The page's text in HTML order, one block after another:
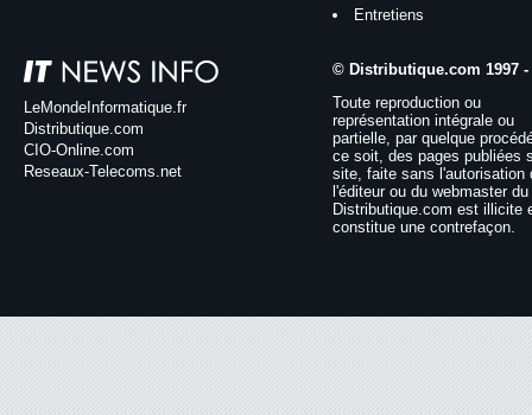
Entretiens
LeMondeInformatique.fr
Distributique.com
CIO-Online.com
Reseaux-Telecoms.net
© Distributique.com 1997 -
Toute reproduction ou
représentation intégrale ou
partielle, par quelque
ce soit, des pages publiées
site, faite sans l'autorisation
l'éditeur ou du webmaster
Distributique.com est illicite
constitue une contrefaçon.